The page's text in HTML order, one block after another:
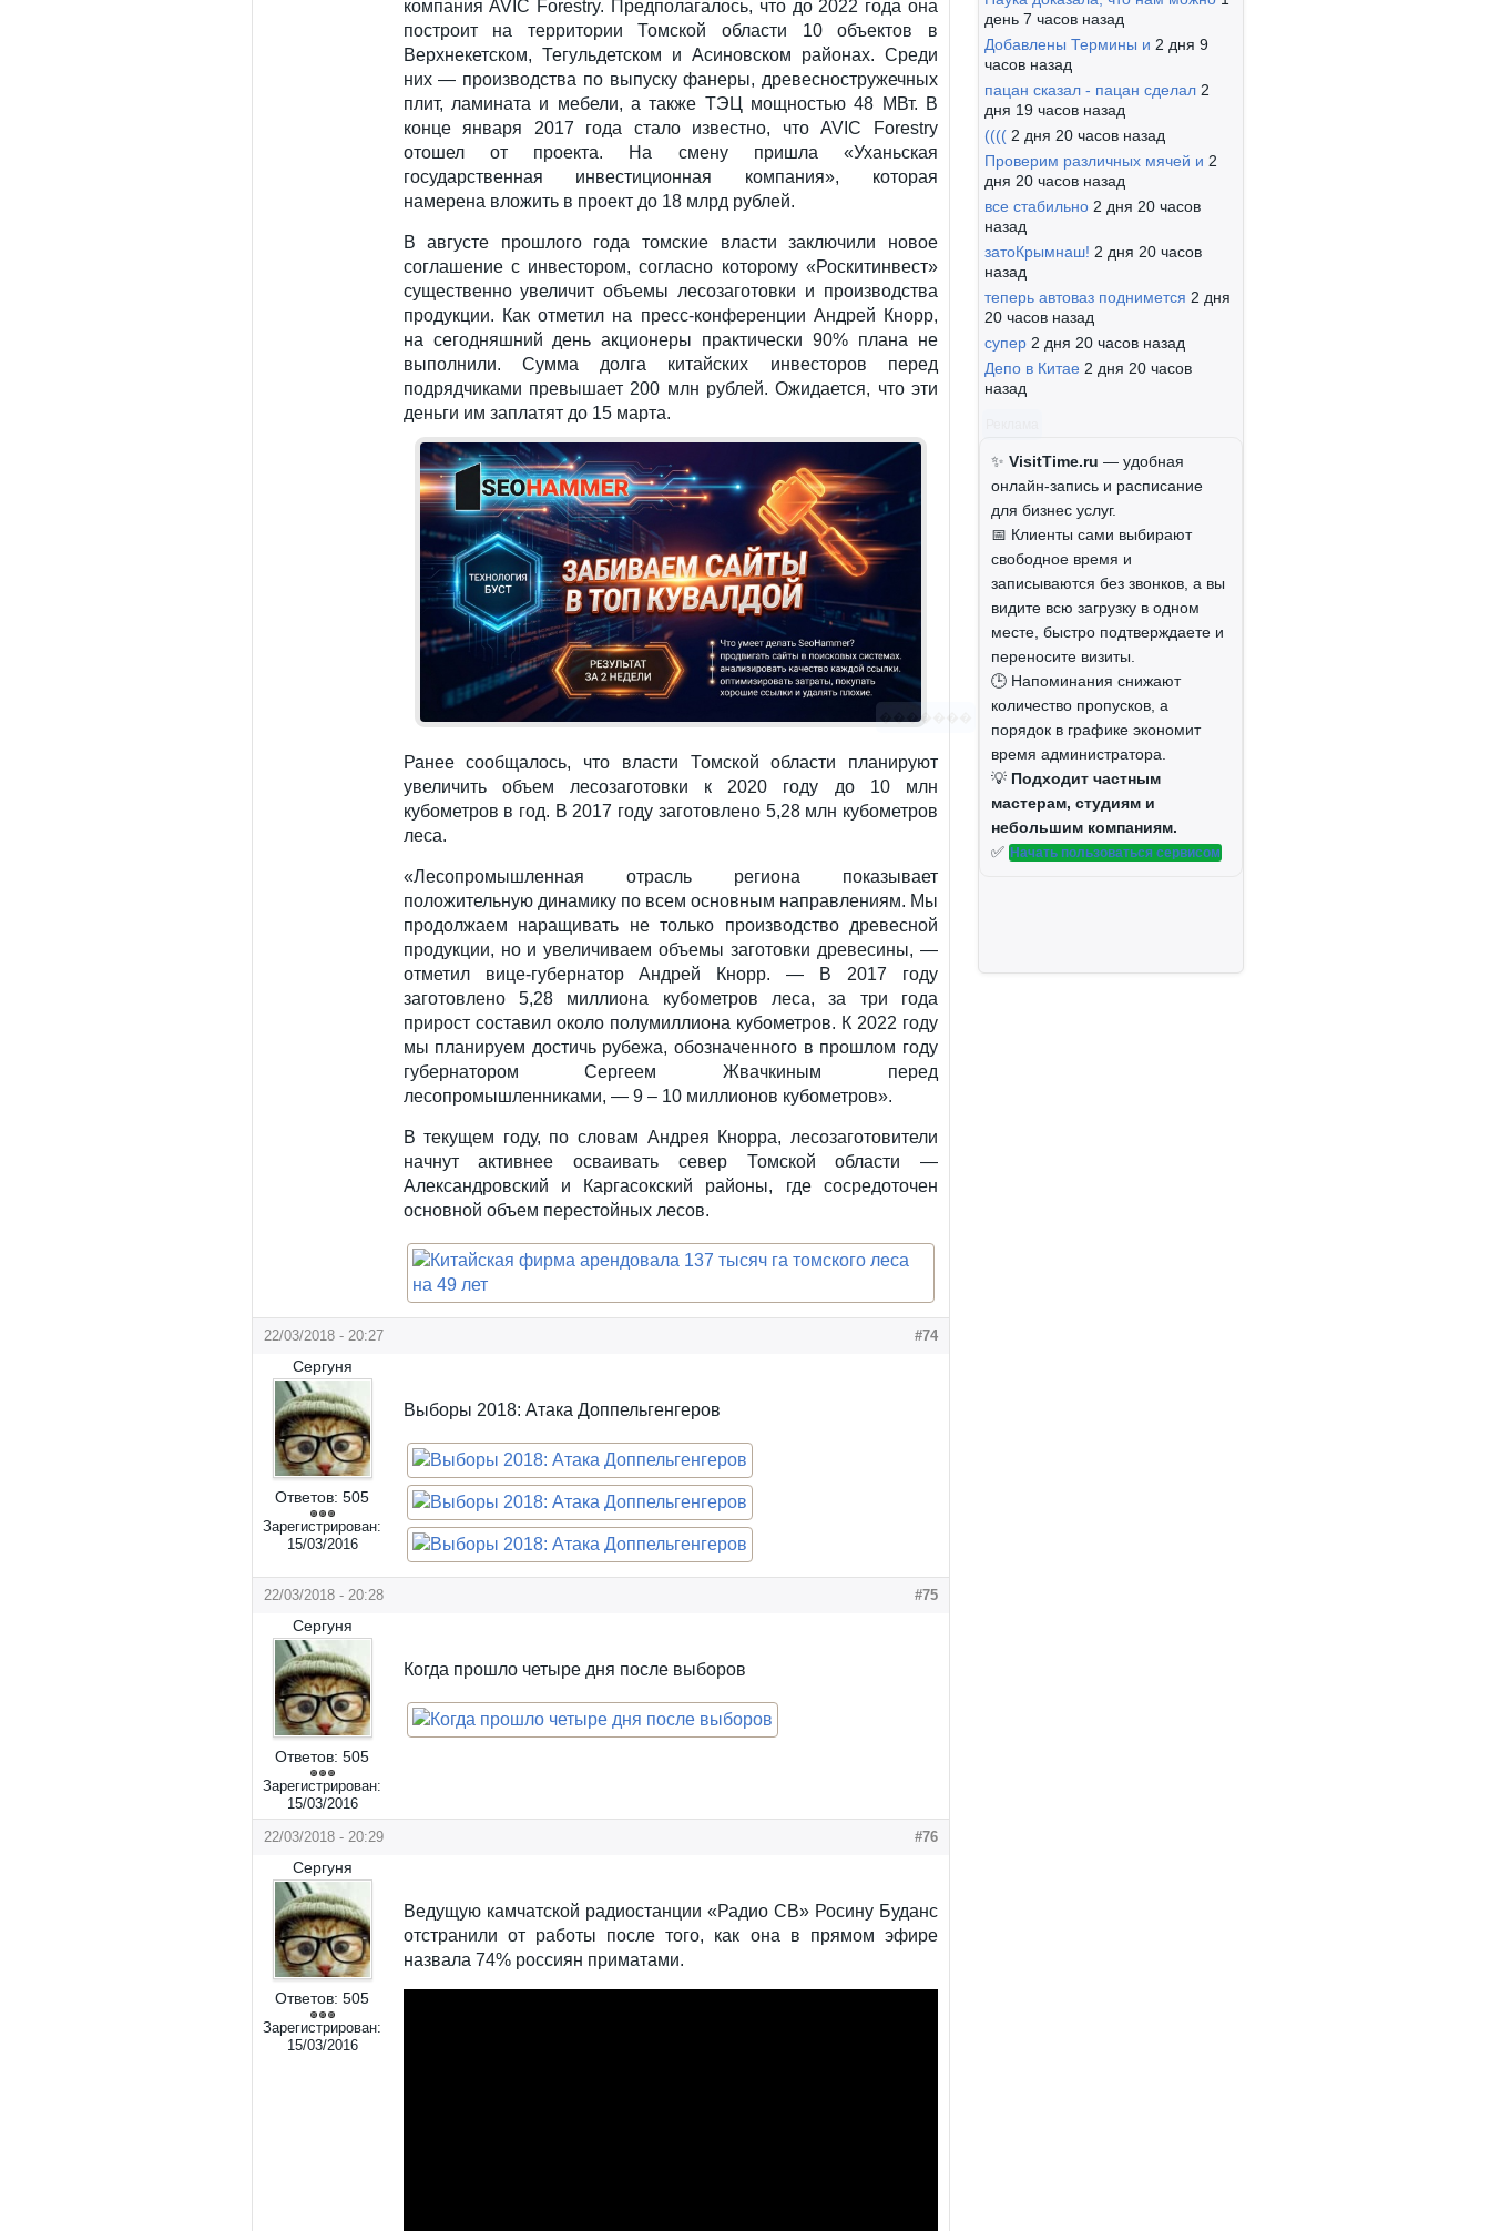
компания AVIC Forestry. Предполагалось, что до 2022 года она
построит на территории Томской области 10 объектов в
Верхнекетском, Тегульдетском и Асиновском районах. Среди
них — производства по выпуску фанеры, древесностружечных
плит, ламината и мебели, а также ТЭЦ мощностью 48 МВт. В
конце января 2017 года стало известно, что AVIC Forestry
отошел от проекта. На смену пришла «Уханьская
государственная инвестиционная компания», которая
намерена вложить в проект до 18 млрд рублей.
В августе прошлого года томские власти заключили новое
соглашение с инвестором, согласно которому «Роскитинвест»
существенно увеличит объемы лесозаготовки и производства
продукции. Как отметил на пресс-конференции Андрей Кнорр,
на сегодняшний день акционеры практически 90% плана не
выполнили. Сумма долга китайских инвесторов перед
подрядчиками превышает 200 млн рублей. Ожидается, что эти
деньги им заплатят до 15 марта.
�������
Ранее сообщалось, что власти Томской области планируют
увеличить объем лесозаготовки к 2020 году до 10 млн
кубометров в год. В 2017 году заготовлено 5,28 млн кубометров
леса.
«Лесопромышленная отрасль региона показывает
положительную динамику по всем основным направлениям. Мы
продолжаем наращивать не только производство древесной
продукции, но и увеличиваем объемы заготовки древесины, —
отметил вице-губернатор Андрей Кнорр. — В 2017 году
заготовлено 5,28 миллиона кубометров леса, за три года
прирост составил около полумиллиона кубометров. К 2022 году
мы планируем достичь рубежа, обозначенного в прошлом году
губернатором Сергеем Жвачкиным перед
лесопромышленниками, — 9 – 10 миллионов кубометров».
В текущем году, по словам Андрея Кнорра, лесозаготовители
начнут активнее осваивать север Томской области —
Александровский и Каргасокский районы, где сосредоточен
основной объем перестойных лесов.
22/03/2018 - 20:27 #74
Сергуня
Ответов: 505
Зарегистрирован:
15/03/2016
Выборы 2018: Атака Доппельгенгеров
22/03/2018 - 20:28 #75
Сергуня
Ответов: 505
Зарегистрирован:
15/03/2016
Когда прошло четыре дня после выборов
22/03/2018 - 20:29 #76
Сергуня
Ответов: 505
Зарегистрирован:
15/03/2016
Ведущую камчатской радиостанции «Радио СВ» Росину Буданс
отстранили от работы после того, как она в прямом эфире
назвала 74% россиян приматами.
день 7 часов назад
Добавлены Термины и 2 дня 9
часов назад
пацан сказал - пацан сделал 2
дня 19 часов назад
(((( 2 дня 20 часов назад
Проверим различных мячей и 2
дня 20 часов назад
все стабильно 2 дня 20 часов
назад
затоКрымнаш! 2 дня 20 часов
назад
теперь автоваз поднимется 2 дня
20 часов назад
супер 2 дня 20 часов назад
Депо в Китае 2 дня 20 часов
назад
✨ VisitTime.ru — удобная
онлайн-запись и расписание
для бизнес услуг.
📅 Клиенты сами выбирают
свободное время и
записываются без звонков, а вы
видите всю загрузку в одном
месте, быстро подтверждаете и
переносите визиты.
🕒 Напоминания снижают
количество пропусков, а
порядок в графике экономит
время администратора.
💡 Подходит частным
мастерам, студиям и
небольшим компаниям.
✅ Начать пользоваться сервисом